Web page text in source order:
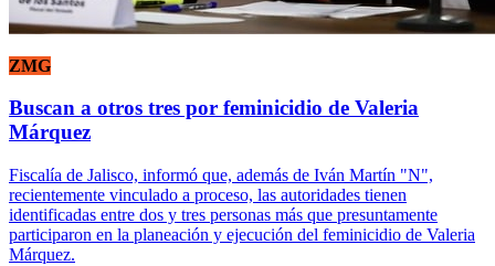
ZMG
Buscan a otros tres por feminicidio de Valeria
Márquez
Fiscalía de Jalisco, informó que, además de Iván Martín "N",
recientemente vinculado a proceso, las autoridades tienen
identificadas entre dos y tres personas más que presuntamente
participaron en la planeación y ejecución del feminicidio de Valeria
Márquez.